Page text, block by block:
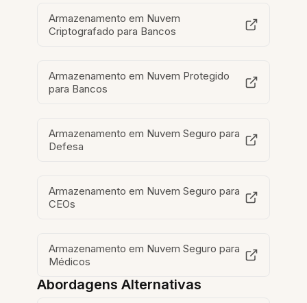
Armazenamento em Nuvem
Criptografado para Bancos
Armazenamento em Nuvem Protegido
para Bancos
Armazenamento em Nuvem Seguro para
Defesa
Armazenamento em Nuvem Seguro para
CEOs
Armazenamento em Nuvem Seguro para
Médicos
Abordagens Alternativas